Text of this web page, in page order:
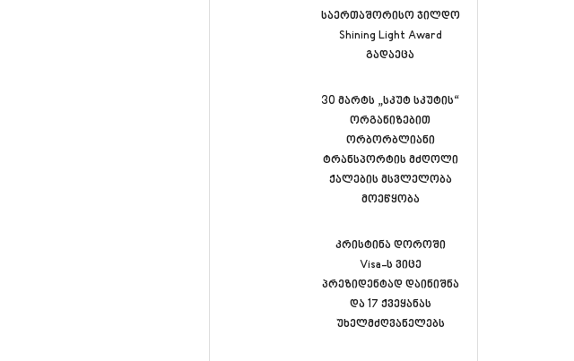
საერთაშორისო ჯილდო
Shining Light Award
გადაეცა
30 მარტს „სკუტ სკუტის“
ორგანიზებით
ორბორბლიანი
ტრანსპორტის მძღოლი
ქალების მსვლელობა
მოეწყობა
კრისტინა დოროში
Visa-ს ვიცე
პრეზიდენტად დაინიშნა
და 17 ქვეყანას
უხელმძღვანელებს